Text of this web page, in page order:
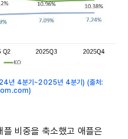
년 4분기~2025년 4분기) (출처:
비중을 축소했고 애플은